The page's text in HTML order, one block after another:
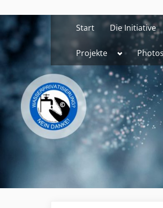
to
content
Start Die Initiative
Projekte Toggle
menu